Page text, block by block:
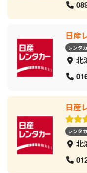
日産
レンタ
北
日産
レンタ
北